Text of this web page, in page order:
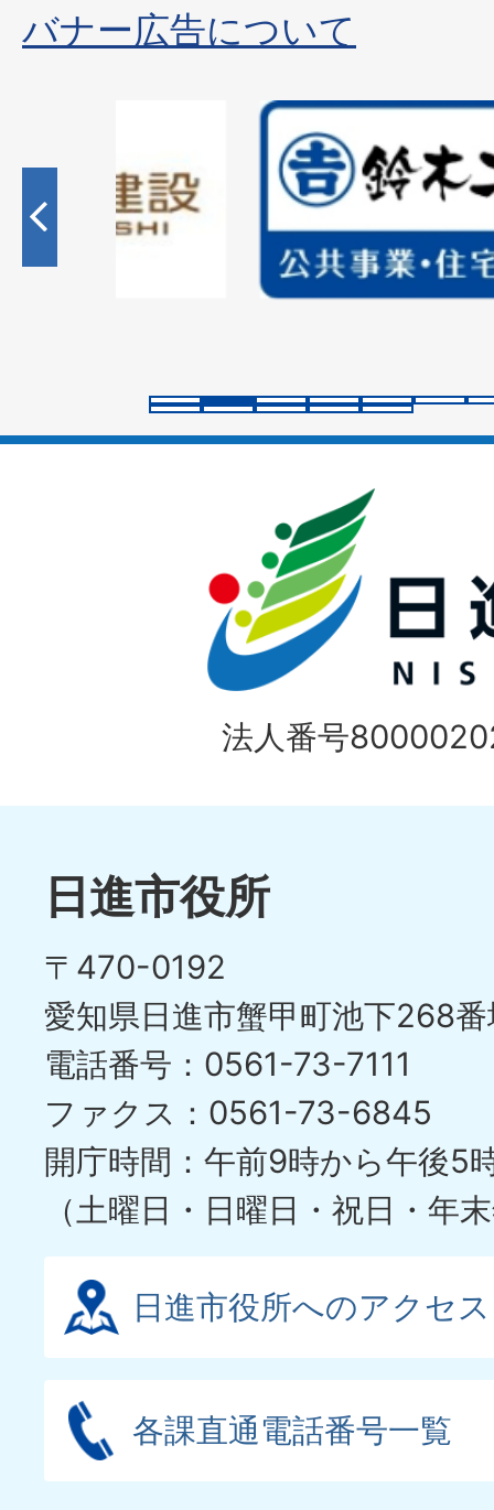
バナー広告について
ラ
イ
法人番号
日進市役所
〒470-0192
愛知県日進市蟹甲町池下268
電話番号：0561-73-7111
ファクス：0561-73-6845
開庁時間：午前9時から午後5
（土曜日・日曜日・祝日・年
日進市役所へのアクセス
各課直通電話番号一覧